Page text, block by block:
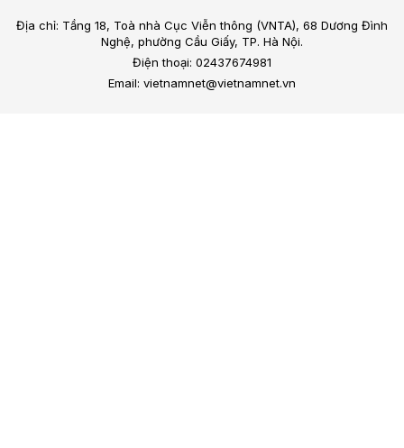
Địa chỉ: Tầng 18, Toà nhà Cục Viễn thông (VNTA), 68 Dương Đình
Nghệ, phường Cầu Giấy, TP. Hà Nội.
Điện thoại: 02437674981
Email: vietnamnet@vietnamnet.vn